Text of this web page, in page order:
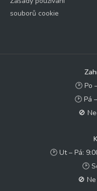
souborů cookie
🕑 Po
🕑 Pá
🚫
🕑 Ut – Pá:
🕑
🚫